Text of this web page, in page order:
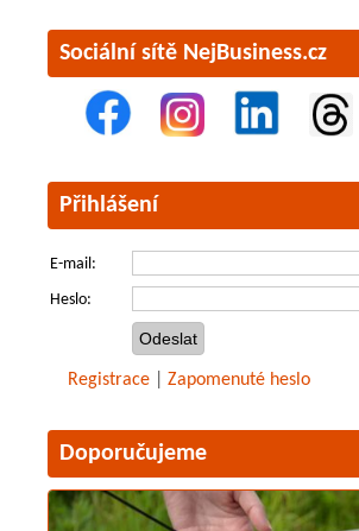
Sociální sítě NejBusiness.cz
Přihlášení
E-mail:
Heslo:
Registrace Zapomenuté heslo
Doporučujeme